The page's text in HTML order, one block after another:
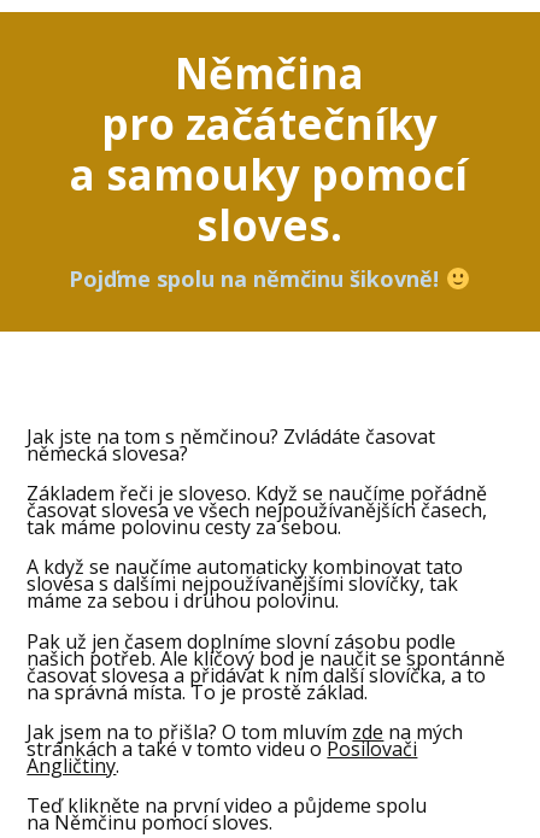
Němčina
pro začátečníky
a samouky pomocí
sloves.
Pojďme spolu na němčinu šikovně!
Jak jste na tom s němčinou? Zvládáte časovat
německá slovesa?
Základem řeči je sloveso. Když se naučíme pořádně
časovat slovesa ve všech nejpoužívanějších časech,
tak máme polovinu cesty za sebou.
A když se naučíme automaticky kombinovat tato
slovesa s dalšími nejpoužívanějšími slovíčky, tak
máme za sebou i druhou polovinu.
Pak už jen časem doplníme slovní zásobu podle
našich potřeb. Ale klíčový bod je naučit se spontánně
časovat slovesa a přidávat k nim další slovíčka, a to
na správná místa. To je prostě základ.
Jak jsem na to přišla? O tom mluvím zde na mých
stránkách a také v tomto videu o Posilovači
Angličtiny.
Teď klikněte na první video a půjdeme spolu
na Němčinu pomocí sloves.